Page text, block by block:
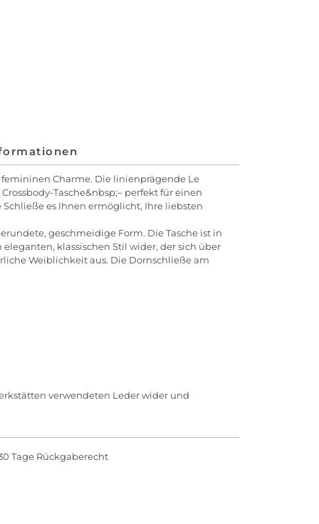
Charme. Die linienprägende Le
Tasche&nbsp;– perfekt für einen
es Ihnen ermöglicht, Ihre liebsten
geschmeidige Form. Die Tasche ist in
klassischen Stil wider, der sich über
Weiblichkeit aus. Die Dornschließe am
verwendeten Leder wider und
Tage Rückgaberecht